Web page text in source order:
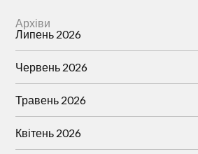
Архіви
Липень 2026
Червень 2026
Травень 2026
Квітень 2026